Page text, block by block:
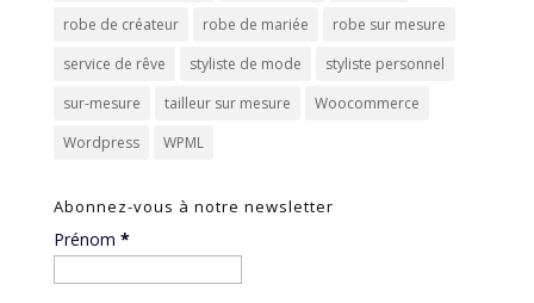
robe de créateur
robe de mariée
robe sur mesure
service de rêve
styliste de mode
styliste personnel
sur-mesure
tailleur sur mesure
Woocommerce
Wordpress
WPML
Abonnez-vous à notre newsletter
Prénom *